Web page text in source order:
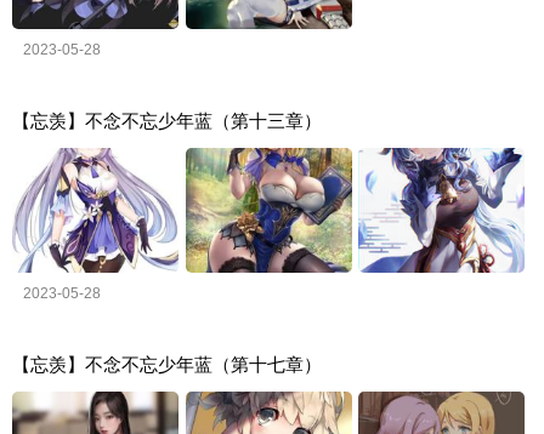
2023-05-28
【忘羡】不念不忘少年蓝（第十三章）
2023-05-28
【忘羡】不念不忘少年蓝（第十七章）